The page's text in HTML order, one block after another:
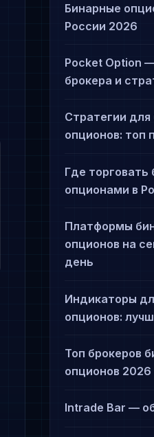
Бинарные
России 2026
Pocket Option
брокера и
Стратегии
опционов: топ
Где
опционами в
Платформы
опционов на
день
Индикаторы
опционов:
Топ брокеров
опционов 2026
Intrade Bar —